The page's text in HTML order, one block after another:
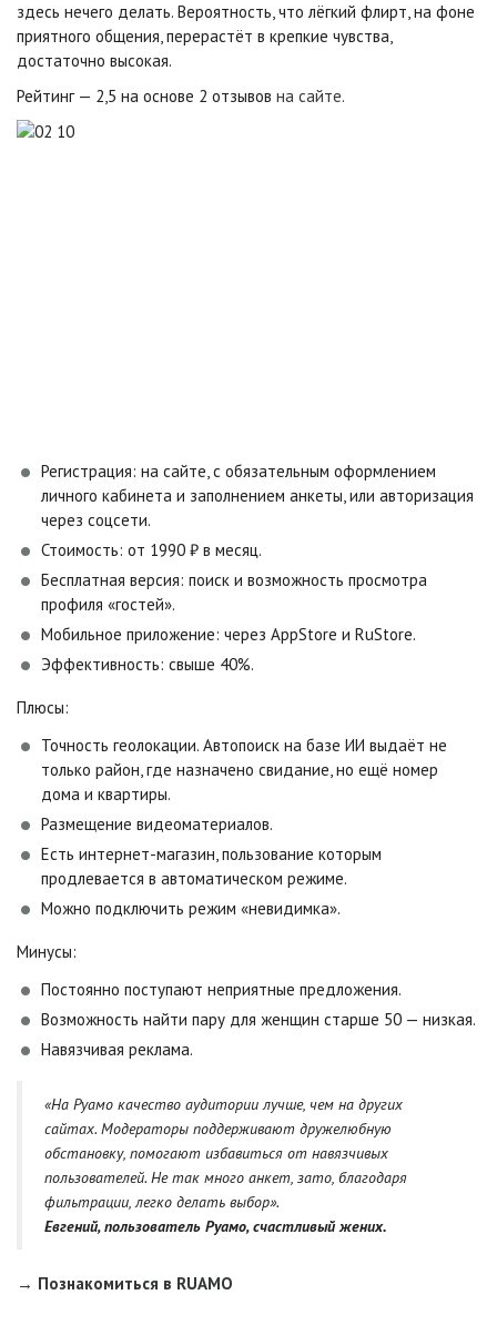
здесь нечего делать. Вероятность, что лёгкий флирт, на фоне
приятного общения, перерастёт в крепкие чувства,
достаточно высокая.
Рейтинг — 2,5 на основе 2 отзывов на сайте.
Регистрация: на сайте, с обязательным оформлением
личного кабинета и заполнением анкеты, или авторизация
через соцсети.
Стоимость: от 1990 ₽ в месяц.
Бесплатная версия: поиск и возможность просмотра
профиля «гостей».
Мобильное приложение: через AppStore и RuStore.
Эффективность: свыше 40%.
Плюсы:
Точность геолокации. Автопоиск на базе ИИ выдаёт не
только район, где назначено свидание, но ещё номер
дома и квартиры.
Размещение видеоматериалов.
Есть интернет-магазин, пользование которым
продлевается в автоматическом режиме.
Можно подключить режим «невидимка».
Минусы:
Постоянно поступают неприятные предложения.
Возможность найти пару для женщин старше 50 — низкая.
Навязчивая реклама.
«На Руамо качество аудитории лучше, чем на других
сайтах. Модераторы поддерживают дружелюбную
обстановку, помогают избавиться от навязчивых
пользователей. Не так много анкет, зато, благодаря
фильтрации, легко делать выбор».
Евгений, пользователь Руамо, счастливый жених.
→ Познакомиться в RUAMO